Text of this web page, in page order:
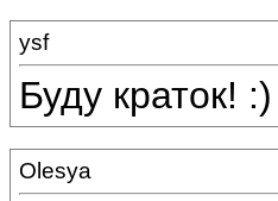
ysf
Буду краток!
Olesya